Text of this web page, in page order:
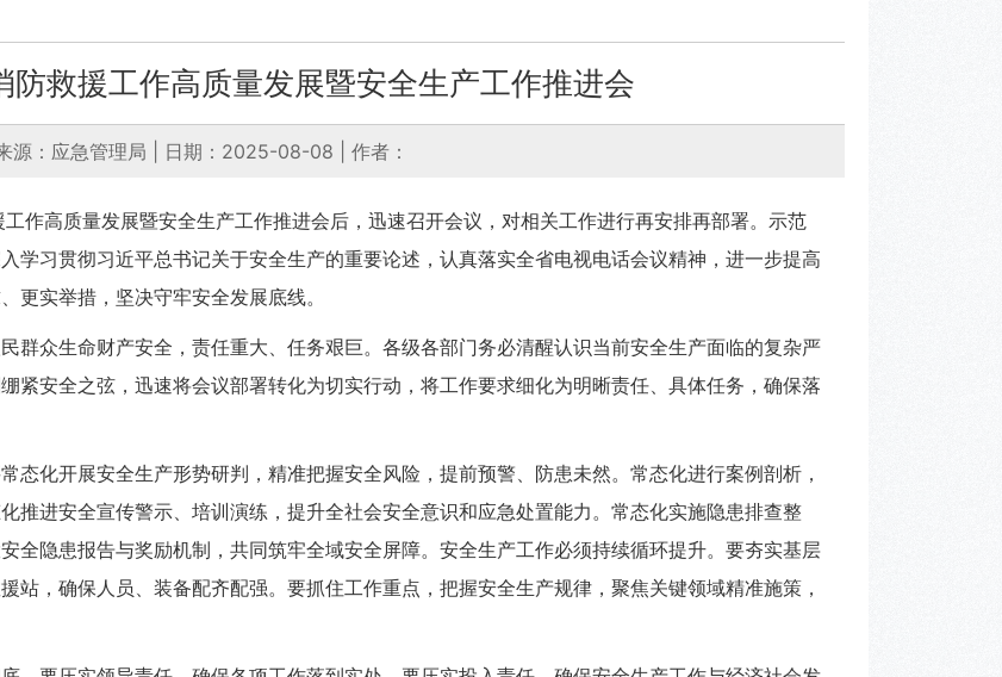
防救援工作高质量发展暨安全生产工作推进会
源：应急管理局 日期：2025-08-08 作者：
作高质量发展暨安全生产工作推进会后，迅速召开会议，对相关工作进行再安排再部署。示范
学习贯彻习近平总书记关于安全生产的重要论述，认真落实全省电视电话会议精神，进一步提高
更实举措，坚决守牢安全发展底线。
群众生命财产安全，责任重大、任务艰巨。各级各部门务必清醒认识当前安全生产面临的复杂严
紧安全之弦，迅速将会议部署转化为切实行动，将工作要求细化为明晰责任、具体任务，确保落
态化开展安全生产形势研判，精准把握安全风险，提前预警、防患未然。常态化进行案例剖析，
推进安全宣传警示、培训演练，提升全社会安全意识和应急处置能力。常态化实施隐患排查整
全隐患报告与奖励机制，共同筑牢全域安全屏障。安全生产工作必须持续循环提升。要夯实基层
站，确保人员、装备配齐配强。要抓住工作重点，把握安全生产规律，聚焦关键领域精准施策，